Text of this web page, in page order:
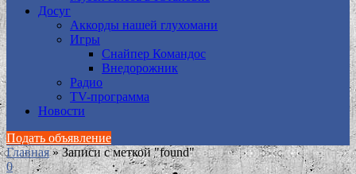
Досуг
Аккорды нашей глухомани
Игры
Снайпер Командос
Внедорожник
Радио
TV-программа
Новости
Подать объявление
Главная » Записи с меткой "found"
0